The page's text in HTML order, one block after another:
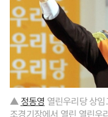
▲ 정동영 열린우리당 상
조경기장에서 열린 열린우